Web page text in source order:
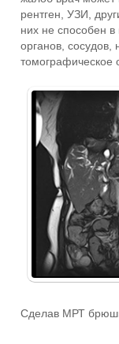
рентген, УЗИ,
них не способен
органов, сосудов,
томографическое
Сделав МРТ